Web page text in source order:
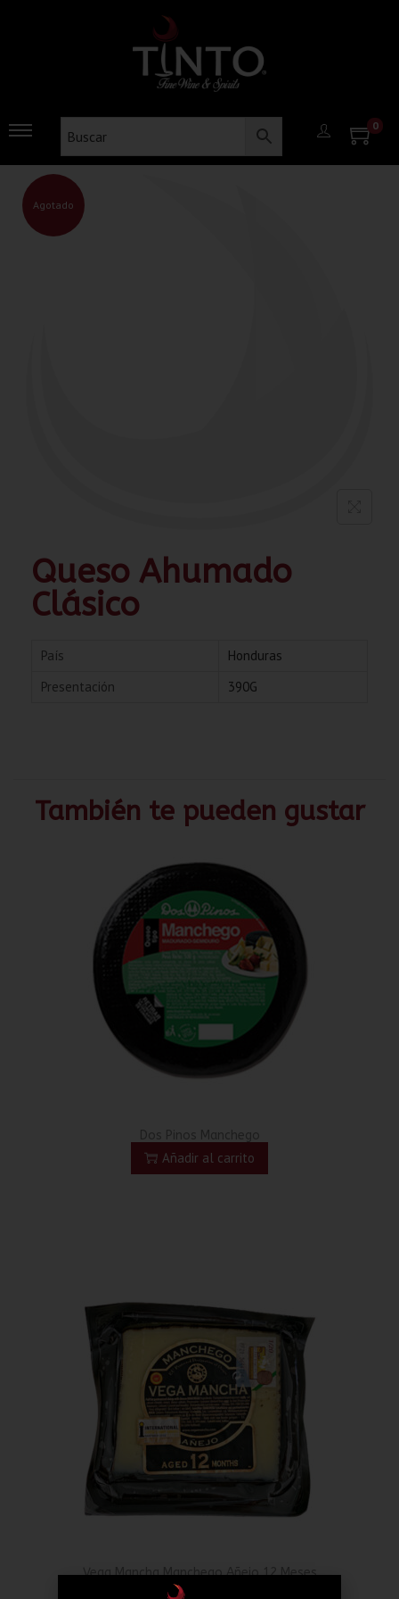
0
Agotado
Queso Ahumado
Clásico
País
Honduras
Presentación
390G
También te pueden gustar
Añadir al carrito
Vega Mancha Manchego Añejo 12 Meses
Añadir al carrito